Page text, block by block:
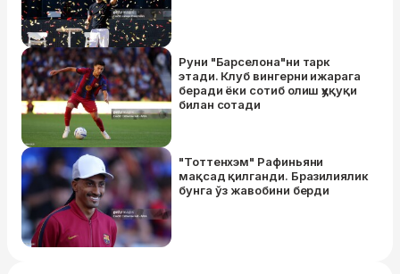
Руни "Барселона"ни тарк
этади. Клуб вингерни ижарага
беради ёки сотиб олиш ҳуқуқи
билан сотади
"Тоттенхэм" Рафиньяни
мақсад қилганди. Бразилиялик
бунга ўз жавобини берди